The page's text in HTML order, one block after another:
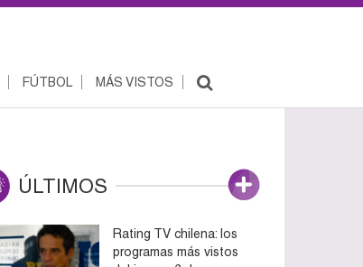
FÚTBOL MÁS VISTOS
ÚLTIMOS
Rating TV chilena: los
programas más vistos